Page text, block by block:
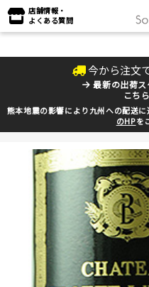
店舗情報・
よくある質問
今から注文
最新の出荷
こち
熊本地震の影響により九州への配送
のHPを